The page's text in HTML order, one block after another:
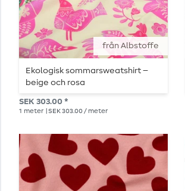
från Albstoffe
Ekologisk sommarsweatshirt –
beige och rosa
SEK 303.00 *
1 meter | SEK 303.00 / meter